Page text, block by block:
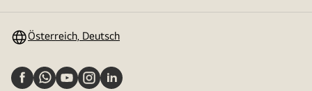
Österreich, Deutsch